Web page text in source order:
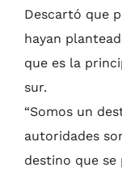
Descartó que
hayan
que es la
sur.
“Somos un
autoridades
destino que se